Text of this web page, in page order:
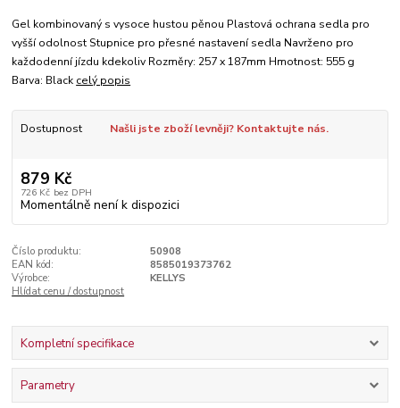
Gel kombinovaný s vysoce hustou pěnou Plastová ochrana sedla pro
vyšší odolnost Stupnice pro přesné nastavení sedla Navrženo pro
každodenní jízdu kdekoliv Rozměry: 257 x 187mm Hmotnost: 555 g
Barva: Black celý popis
Dostupnost Našli jste zboží levněji? Kontaktujte nás.
879 Kč
726 Kč bez DPH
Momentálně není k dispozici
Číslo produktu:
50908
EAN kód:
8585019373762
Výrobce:
KELLYS
Hlídat cenu / dostupnost
Kompletní specifikace
Parametry